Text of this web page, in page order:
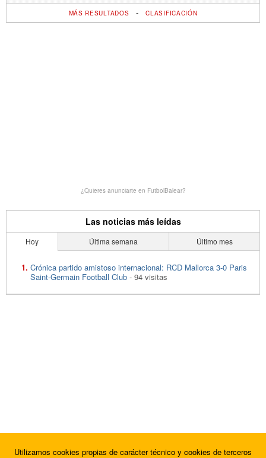
MÁS RESULTADOS -CLASIFICACIÓN
¿Quieres anunciarte en FutbolBalear?
Las noticias más leídas
Hoy Última semana Último mes
Crónica partido amistoso internacional: RCD Mallorca 3-0 Paris
Saint-Germain Football Club - 94 visitas
Utilizamos cookies propias de carácter técnico y cookies de terceros